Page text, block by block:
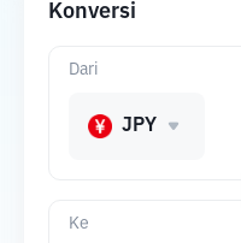
Konversi
Ke
Dari
JPY